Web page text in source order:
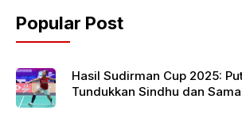
Popular Post
Hasil Sudirman Cup 2025:
Tundukkan Sindhu dan